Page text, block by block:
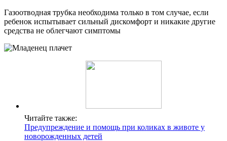
Газоотводная трубка необходима только в том случае, если
ребенок испытывает сильный дискомфорт и никакие другие
средства не облегчают симптомы
Читайте также:
Предупреждение и помощь при коликах в животе у
новорожденных детей